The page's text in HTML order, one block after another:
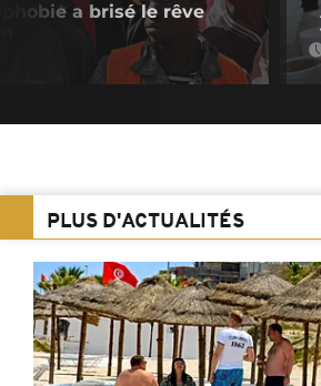
a brisé le rêve
PLUS D'ACTUALITÉS